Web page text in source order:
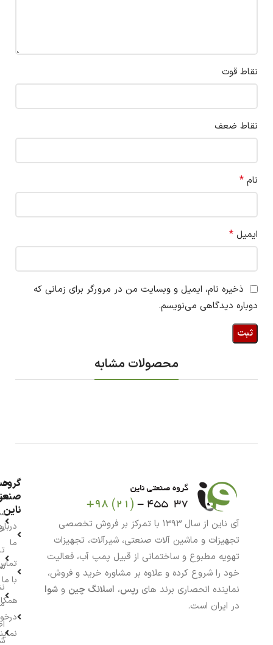
نقاط قوت
نقاط ضعف
نام *
ایمیل *
ذخیره نام، ایمیل و وبسایت من در مرورگر برای زمانی که
دوباره دیدگاهی می‌نویسم.
محصولات مشابه
آی ناین از سال ۱۳۹۳ با تمرکز بر فروش تخصصی
تجهیزات و ماشین آلات صنعتی، شیرآلات، تجهیزات
تهویه مطبوع و ساختمانی از قبیل پمپ آب، فعالیت
خود را شروع کرده و علاوه بر مشاوره خرید و فروش،
نماینده انحصاری برند های رپس، اسلانگ چین و شوا
در ایران است.
گروه
ناین
ما
با ما